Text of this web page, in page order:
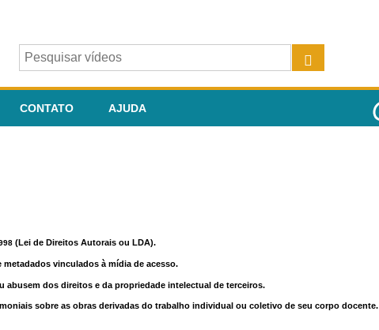
CONTATO AJUDA
(Lei de Direitos Autorais ou LDA).
vinculados à mídia de acesso.
abusem dos direitos e da propriedade intelectual de terceiros.
sobre as obras derivadas do trabalho individual ou coletivo de seu corpo docente.